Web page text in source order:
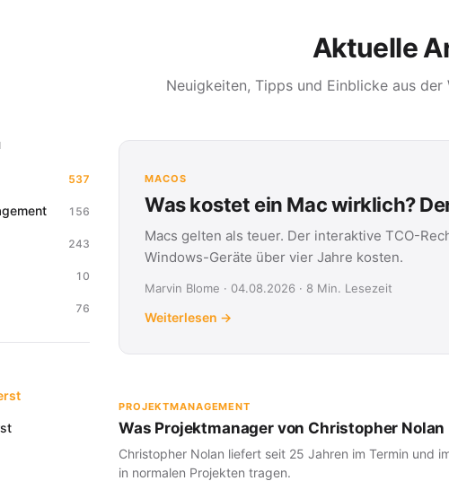
Aktuelle
Neuigkeiten, Tipps und Einblicke aus
537
156
243
10
76
MACOS
Was kostet ein Mac wirklich?
Macs gelten als teuer. Der interaktive TCO-
Windows-Geräte über vier Jahre kosten.
Marvin Blome · 04.08.2026 · 8 Min. Lesezeit
Weiterlesen →
PROJEKTMANAGEMENT
Was Projektmanager von Christopher
Christopher Nolan liefert seit 25 Jahren im Termin und
in normalen Projekten tragen.